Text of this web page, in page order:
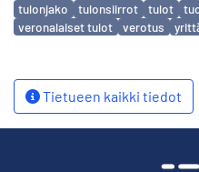
tulonjako
tulonsiirrot tulot
veronalaiset tulot
verotus
Tietueen kaikki tiedot